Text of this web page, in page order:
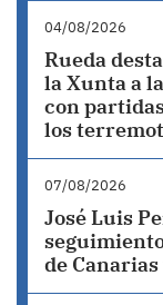
04/08/2026
Rueda
la Xunta a
con
los
07/08/2026
José Luis
de